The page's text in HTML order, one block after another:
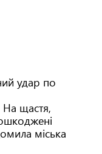
удар по
На щастя,
міська